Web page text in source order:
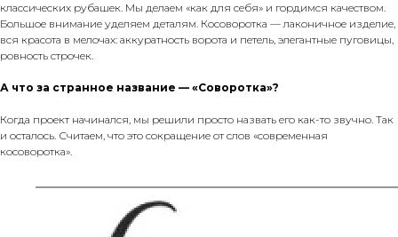
классических рубашек. Мы делаем «как для себя» и гордимся качеством.
Большое внимание уделяем деталям. Косоворотка — лаконичное изделие,
вся красота в мелочах: аккуратность ворота и петель, элегантные пуговицы,
ровность строчек.
А что за странное название — «Соворотка»?
Когда проект начинался, мы решили просто назвать его как-то звучно. Так
и осталось. Считаем, что это сокращение от слов «современная
косоворотка».